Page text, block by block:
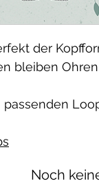
der
bleiben
Noch